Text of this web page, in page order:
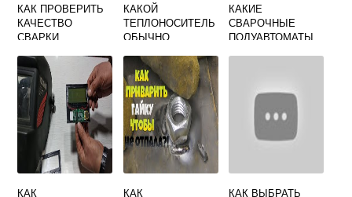
КАК ПРОВЕРИТЬ
КАЧЕСТВО
СВАРКИ
КАКОЙ
ТЕПЛОНОСИТЕЛЬ
ОБЫЧНО
ПРИ СВАРКЕ
НАГРЕТЫМ
ГАЗОМ
НЕОТВЕТСТВЕНН
ЫХ
КОНСТРУКЦИЙ
КАКИЕ
СВАРОЧНЫЕ
ПОЛУАВТОМАТЫ
КАК КАК КАК ВЫБРАТЬ